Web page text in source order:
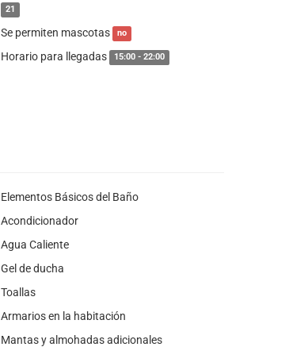
21
Se permiten mascotas no
Horario para llegadas 15:00 - 22:00
Elementos Básicos del Baño
Acondicionador
Agua Caliente
Gel de ducha
Toallas
Armarios en la habitación
Mantas y almohadas adicionales